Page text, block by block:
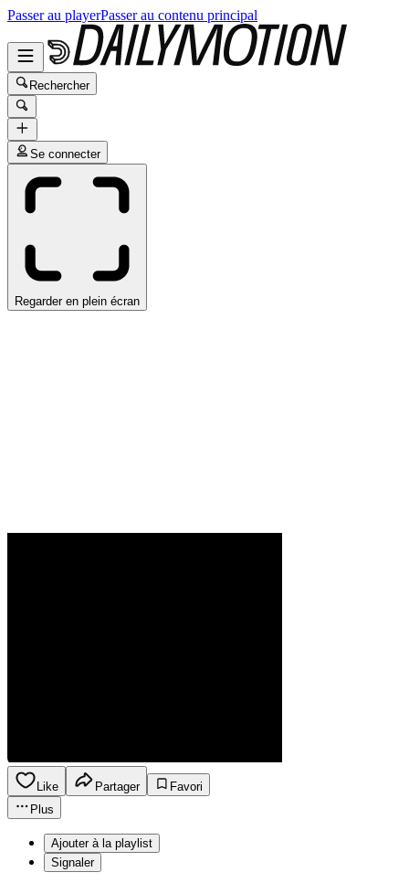
Passer au playerPasser au contenu principal
Rechercher
Se connecter
Regarder en plein écran
Like Partager
Favori
Plus
Ajouter à la playlist
Signaler